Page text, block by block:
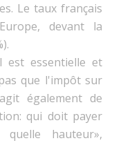
Le taux français
devant la
est essentielle et
que l'impôt sur
également de
qui doit payer
hauteur»,